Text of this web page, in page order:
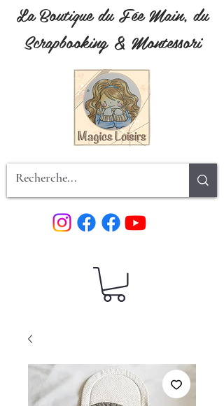
La Boutique du Fée Main, du
Scrapbooking & Montessori